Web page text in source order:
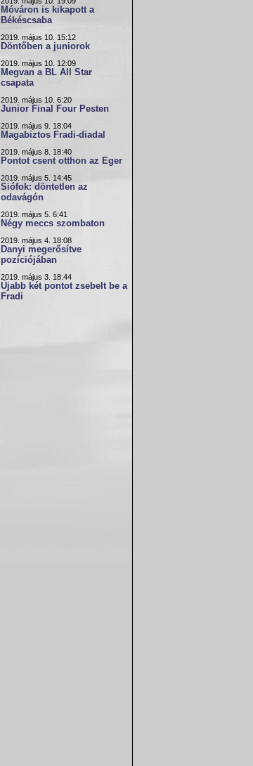
Móváron is kikapott a
Békéscsaba
2019. május 10. 15:12
Döntőben a juniorok
2019. május 10. 12:09
Megvan a BL All Star
csapata
2019. május 10. 6:20
Junior Final Four Pesten
2019. május 9. 18:04
Magabiztos Fradi-diadal
2019. május 8. 18:40
Pontot csent otthon az Eger
2019. május 5. 14:45
Siófok: döntetlen az
odavágón
2019. május 5. 6:41
Négy meccs szombaton
2019. május 4. 18:08
Danyi megerősítve
pozíciójában
2019. május 3. 18:44
Újabb két pontot zsebelt be a
Fradi